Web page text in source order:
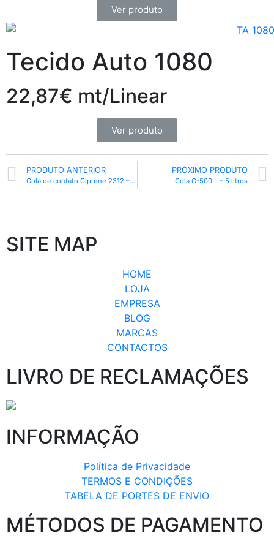
Ver produto
Tecido Auto 1080
22,87€ mt/Linear
Ver produto
PRODUTO ANTERIOR
Cola de contato Ciprene 2312 – 1 litro
PRÓXIMO PRODUTO
Cola G-500 L – 5 litros
SITE MAP
HOME
LOJA
EMPRESA
BLOG
MARCAS
CONTACTOS
LIVRO DE RECLAMAÇÕES
INFORMAÇÃO
Política de Privacidade
TERMOS E CONDIÇÕES
TABELA DE PORTES DE ENVIO
MÉTODOS DE PAGAMENTO